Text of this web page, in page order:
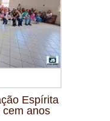
Espírita
cem anos